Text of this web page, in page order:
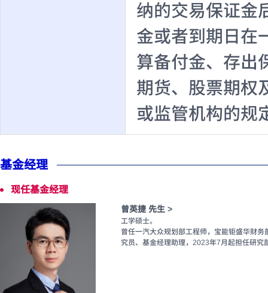
纳的交易保证金
金或者到期日在
算备付金、存出
期货、股票期权
或监管机构的规
基金经理
现任基金经理
曾英捷 先生 >
工学硕士。
曾任一汽大众规划部工程师，宝能钜盛华财
究员、基金经理助理，2023年7月起担任研